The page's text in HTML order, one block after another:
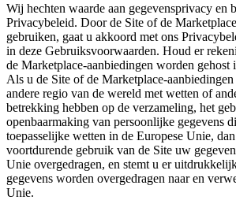
Wij hechten waarde aan gegevensprivacy en
Privacybeleid. Door de Site of de
gebruiken, gaat u akkoord met ons
in deze Gebruiksvoorwaarden. Houd er
de Marketplace-aanbiedingen worden gehost
Als u de Site of de Marketplace-
andere regio van de wereld met wetten of
betrekking hebben op de verzameling, het
openbaarmaking van persoonlijke gegevens
toepasselijke wetten in de Europese Unie,
voortdurende gebruik van de Site uw
Unie overgedragen, en stemt u er
gegevens worden overgedragen naar en
Unie.